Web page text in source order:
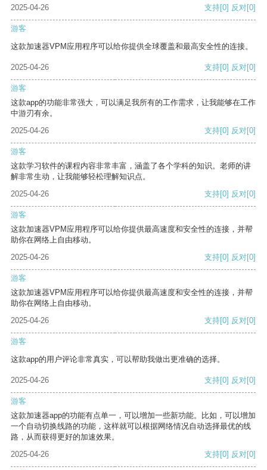
2025-04-26 支持[0] 反对[0]
游客
这款加速器VPM应用程序可以给你提供全球覆盖和最高安全性的连接。
2025-04-26 支持[0] 反对[0]
游客
这款app的功能非常强大，可以满足我所有的工作需求，让我能够在工作
中游刃有余。
2025-04-26
支持[0] 反对[0]
游客
这款学习软件的课程内容非常丰富，涵盖了各个学科的知识。老师的讲
解非常生动，让我能够轻松理解知识点。
2025-04-26
支持[0] 反对[0]
游客
这款加速器VPM应用程序可以给你提供最高速度和安全性的连接，并帮
助你在网络上自由移动。
2025-04-26
支持[0] 反对[0]
游客
这款加速器VPM应用程序可以给你提供最高速度和安全性的连接，并帮
助你在网络上自由移动。
2025-04-26
支持[0] 反对[0]
游客
这款app的用户评论非常真实，可以帮助我做出更准确的选择。
2025-04-26 支持[0] 反对[0]
游客
这款加速器app的功能有点单一，可以增加一些新功能。比如，可以增加
一个自动切换线路的功能，这样就可以根据网络情况自动选择最优的线
路，从而获得更好的加速效果。
2025-04-26
支持[0] 反对[0]